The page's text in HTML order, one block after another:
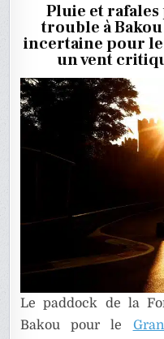
Pluie et
trouble à
incertaine pour le
un vent
Le paddock de la
Bakou pour le